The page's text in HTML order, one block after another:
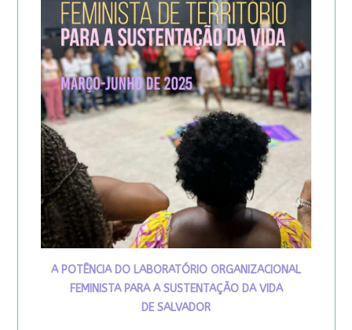
A POTÊNCIA DO LABORATÓRIO ORGANIZACIONAL
FEMINISTA PARA A SUSTENTAÇÃO DA VIDA
DE SALVADOR